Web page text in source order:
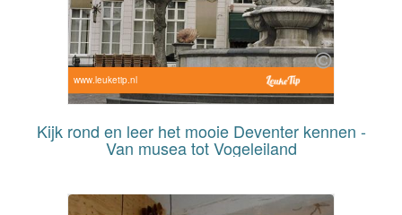
www.leuketip.nl
Kijk rond en leer het mooie Deventer kennen -
Van musea tot Vogeleiland